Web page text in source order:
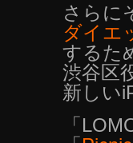
さらに
ダイエ
するた
渋谷区
新しい
「